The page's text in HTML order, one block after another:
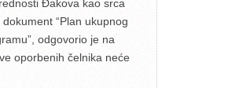
Đakova kao srca
“Plan ukupnog
odgovorio je na
oporbenih čelnika neće